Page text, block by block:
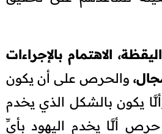
الاهتمام بالإجراءات
والحرص على أن يكون
يكون بالشكل الذي يخدم
حرص ألَّا يخدم اليهود بأيِّ